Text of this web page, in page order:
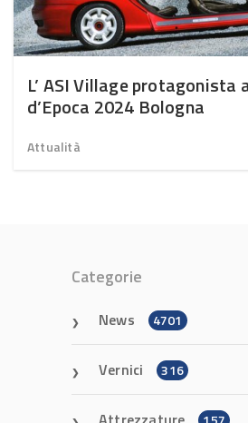
L’ ASI Village protagonista
d’Epoca 2024 Bologna
Attualità
Categorie
News 4701
Vernici 316